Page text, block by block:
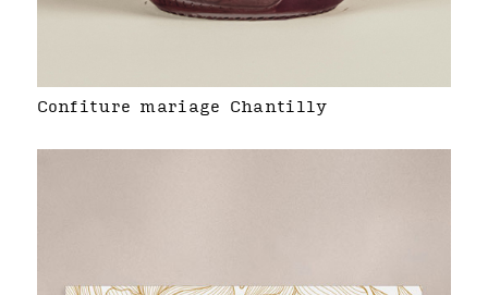
Confiture mariage Chantilly